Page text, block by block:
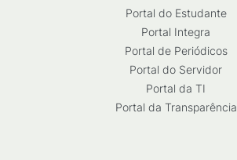
Portal do Estudante
Portal Integra
Portal de Periódicos
Portal do Servidor
Portal da TI
Portal da Transparência